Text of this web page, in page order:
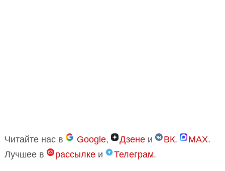
Читайте нас в Google, Дзене и ВК. MAX.
Лучшее в
рассылке и Телеграм.